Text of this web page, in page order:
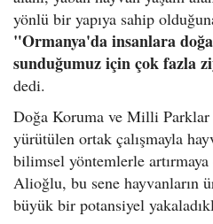
yönlü bir yapıya sahip
"Ormanya'da insanlara
sunduğumuz için çok fazla
dedi.
Doğa Koruma ve Milli
yürütülen ortak çalışmayla
bilimsel yöntemlerle artırmaya
Alioğlu, bu sene hayvanların
büyük bir potansiyel